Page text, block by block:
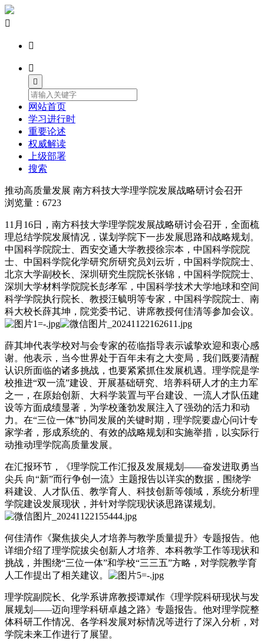




网站首页
学习进行时
重要论述
权威解读
上级部署
搜索
推动高质量发展 南方科技大学理学院发展战略研讨会召开
浏览量：6723
11月16日，南方科技大学理学院发展战略研讨会召开，全面梳
理总结学院发展情况，谋划学院下一步发展思路和战略规划。
中国科学院院士、西安交通大学教授徐宗本，中国科学院院
士、中国科学院化学研究所研究员刘云圻，中国科学院院士、
北京大学副校长、深圳研究生院院长张锦，中国科学院院士、
深圳大学材料学院院长彭孝军，中国科学技术大学地球和空间
科学学院执行院长、教授汪毓明等专家，中国科学院院士、南
科大校长薛其坤，院党委书记、讲席教授何佳清等参加会议。
薛其坤代表学校对与会专家的莅临指导表示诚挚欢迎和衷心感
谢。他表示，当今世界处于百年未有之大变局，我们既要清醒
认识所面临的诸多挑战，也要紧紧抓住发展机遇。理学院是学
校推进“双一流”建设、开展基础研究、培养科研人才的主力军
之一，在原始创新、大科学装置与平台建设、一流人才队伍建
设等方面成绩显著，为学校蓬勃发展注入了强劲的活力和动
力。在“三位一体”协同发展的关键时期，理学院要虚心问计专
家学者，形成系统的、有效的战略规划和实施举措，以实际行
动推动理学院高质量发展。
在汇报环节，《理学院工作汇报及发展规划——奋发进取勇当
尖兵 向“新”而行争创一流》主题报告以详实的数据，围绕学
科建设、人才队伍、教学育人、科技创新等领域，系统分析理
学院建设发展现状，并针对学院现状谈思路谋规划。
何佳清作《聚焦拔尖人才培养与教学质量提升》专题报告。他
详细介绍了理学院拔尖创新人才培养、本科教学工作等现状和
挑战，并围绕“三位一体”和学校“三三五”方略，对学院教学育
人工作提出了相关建议。
理学院副院长、化学系讲席教授谭斌作《理学院科研现状与发
展规划——迈向理学科研卓越之路》专题报告。他对理学院整
体科研工作情况、各学科发展对标情况等进行了深入分析，对
学院未来工作进行了展望。